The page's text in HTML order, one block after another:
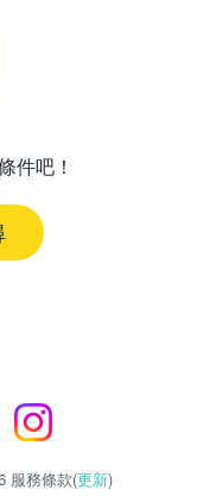
件吧！
服務條款(更新)